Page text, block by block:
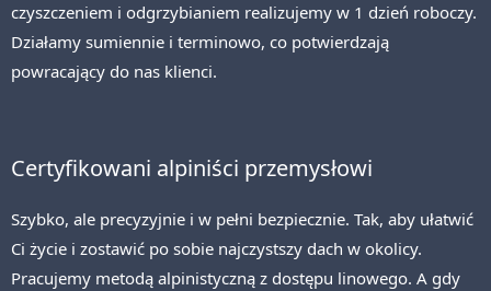
czyszczeniem i odgrzybianiem realizujemy w 1 dzień roboczy.
Działamy sumiennie i terminowo, co potwierdzają
powracający do nas klienci.
Certyfikowani alpiniści przemysłowi
Szybko, ale precyzyjnie i w pełni bezpiecznie. Tak, aby ułatwić
Ci życie i zostawić po sobie najczystszy dach w okolicy.
Pracujemy metodą alpinistyczną z dostępu linowego. A gdy